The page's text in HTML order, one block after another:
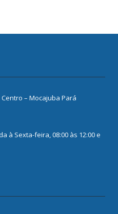
– Mocajuba Pará
à Sexta-feira, 08:00 às 12:00 e